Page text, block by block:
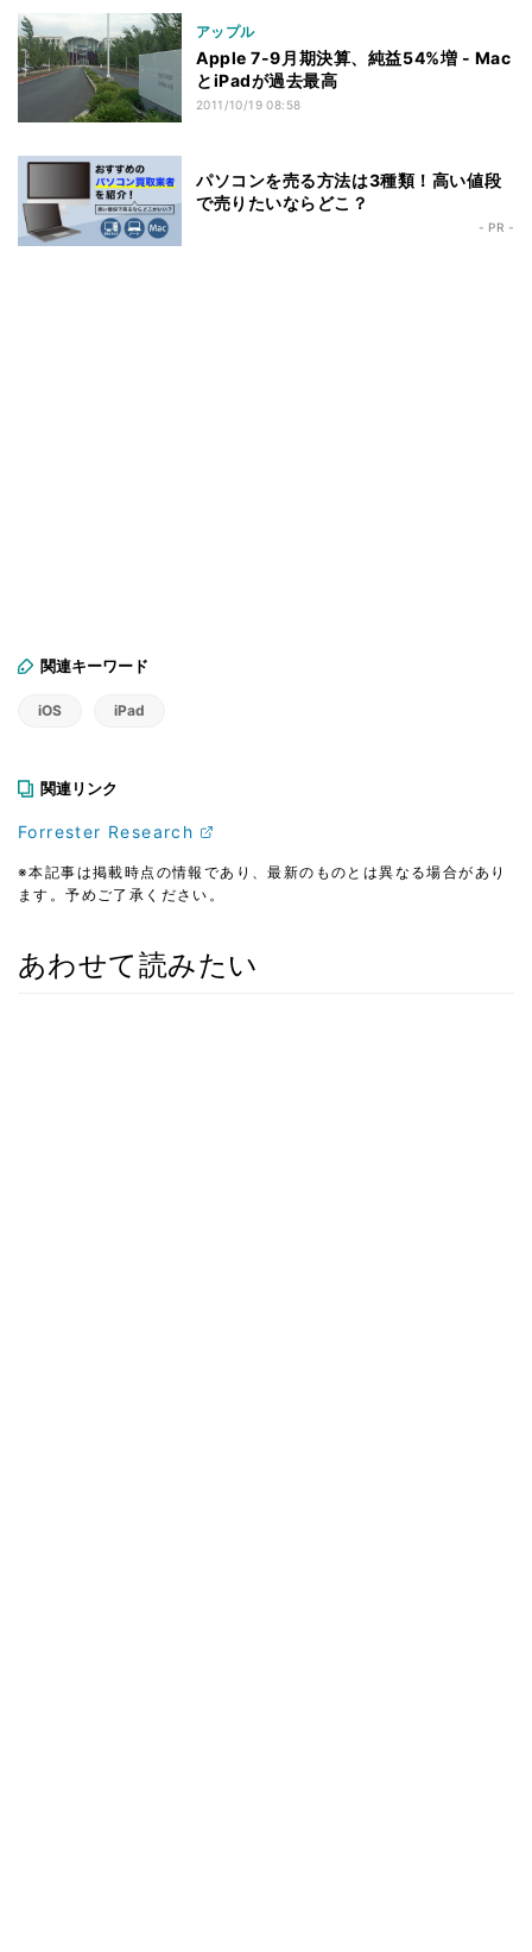
アップル
Apple 7-9月期決算、純益54%増 - Mac
とiPadが過去最高
2011/10/19 08:58
パソコンを売る方法は3種類！高い値段
で売りたいならどこ？
- PR -
関連キーワード
iOS iPad
関連リンク
Forrester Research
※本記事は掲載時点の情報であり、最新のものとは異なる場合があり
ます。予めご了承ください。
あわせて読みたい